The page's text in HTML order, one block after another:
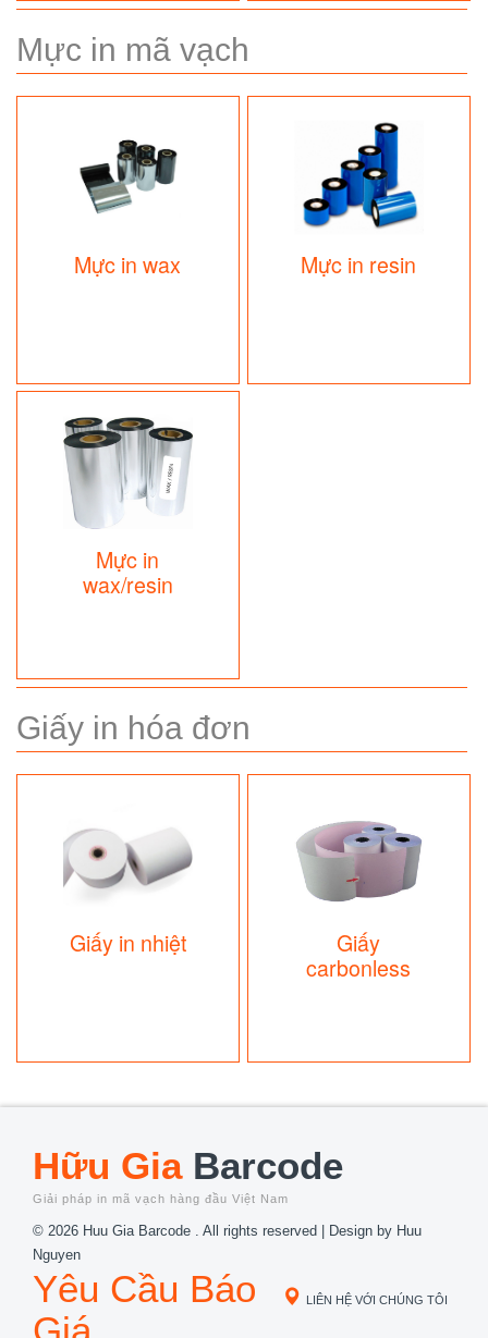
Mực in mã vạch
Mực in wax Mực in resin
Mực in
wax/resin
Giấy in hóa đơn
Giấy in nhiệt Giấy
carbonless
Hữu Gia Barcode
Giải pháp in mã vạch hàng đầu Việt Nam
© 2026 Huu Gia Barcode . All rights reserved | Design by Huu
Nguyen
LIÊN HỆ VỚI CHÚNG TÔI
Yêu Cầu Báo